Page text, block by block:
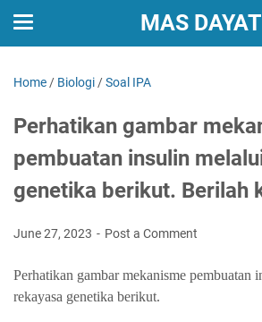
MAS DAYAT
Home / Biologi /Soal IPA
Perhatikan gambar
pembuatan insulin
genetika berikut. Berilah
June 27, 2023 Post a Comment
Perhatikan gambar mekanisme pembuatan
rekayasa genetika berikut.